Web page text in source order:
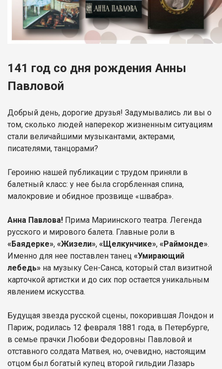
141 год со дня рождения Анны
Павловой
Добрый день, дорогие друзья! Задумывались ли вы о
том, сколько людей наперекор жизненным ситуациям
стали величайшими музыкантами, актерами,
писателями, танцорами?
Героиню нашей публикации с трудом приняли в
балетный класс: у нее была сгорбленная спина,
малокровие и обидное прозвище «швабра».
Анна Павлова! Прима Мариинского театра. Легенда
русского и мирового балета. Главные роли в
«Баядерке», «Жизели», «Щелкунчике», «Раймонде».
Именно для нее поставлен танец «Умирающий
лебедь» на музыку Сен-Санса, который стал визитной
карточкой артистки и до сих пор остается уникальным
явлением искусства.
Будущая звезда русской сцены, покорившая Лондон и
Париж, родилась 12 февраля 1881 года, в Петербурге,
в семье прачки Любови Федоровны Павловой и
отставного солдата Матвея, но, очевидно, настоящим
отцом был богатый купец второй гильдии Лазарь